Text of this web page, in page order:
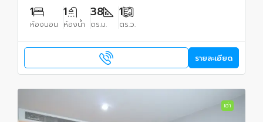
1
ห้องนอน
1
ห้องน้ำ
38
ตร.ม.
1
ตร.ว.
รายละเอียด
เช่า